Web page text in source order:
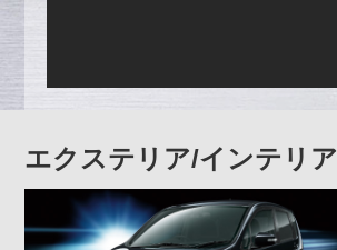
エクステリア/インテリア